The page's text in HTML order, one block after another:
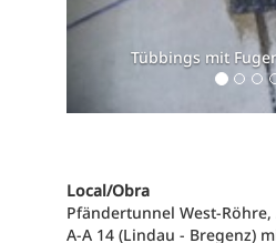
mit Fugenabdichtung
Local/Obra
Pfändertunnel West-
A-A 14 (Lindau - Bregenz)